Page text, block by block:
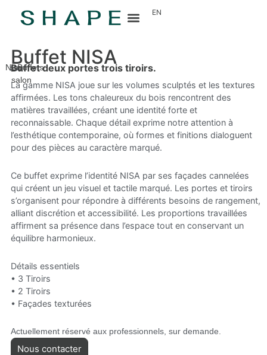
EN
Nisa
Le
salon
Buffets
Buffet NISA
Buffet deux portes trois tiroirs.
La gamme NISA joue sur les volumes sculptés et les textures
affirmées. Les tons chaleureux du bois rencontrent des
matières travaillées, créant une identité forte et
reconnaissable. Chaque détail exprime notre attention à
l’esthétique contemporaine, où formes et finitions dialoguent
pour des pièces au caractère marqué.
Ce buffet exprime l’identité NISA par ses façades cannelées
qui créent un jeu visuel et tactile marqué. Les portes et tiroirs
s’organisent pour répondre à différents besoins de rangement,
alliant discrétion et accessibilité. Les proportions travaillées
affirment sa présence dans l’espace tout en conservant un
équilibre harmonieux.
Détails essentiels
• 3 Tiroirs
• 2 Tiroirs
• Façades texturées
Actuellement réservé aux professionnels, sur demande.
Nous contacter